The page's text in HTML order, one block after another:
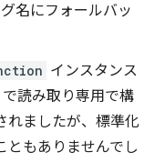
名にフォールバッ
インスタンス
読み取り専用で構
れましたが、標準化
ともありませんでし